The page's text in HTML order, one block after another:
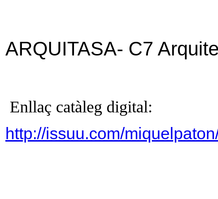
ARQUITASA- C7
Enllaç catàleg digital:
http://issuu.com/